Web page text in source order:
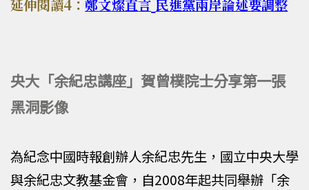
延伸閱讀4：鄭文燦直言 民進黨兩岸論述要調整
央大「余紀忠講座」賀曾樸院士分享第一張
黑洞影像
為紀念中國時報創辦人余紀忠先生，國立中央大學
與余紀忠文教基金會，自2008年起共同舉辦「余